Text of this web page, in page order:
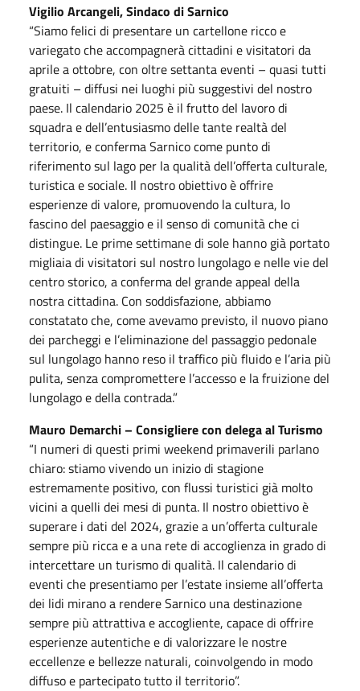
Vigilio Arcangeli, Sindaco di Sarnico
“Siamo felici di presentare un cartellone ricco e
variegato che accompagnerà cittadini e visitatori da
aprile a ottobre, con oltre settanta eventi – quasi tutti
gratuiti – diffusi nei luoghi più suggestivi del nostro
paese. Il calendario 2025 è il frutto del lavoro di
squadra e dell’entusiasmo delle tante realtà del
territorio, e conferma Sarnico come punto di
riferimento sul lago per la qualità dell’offerta culturale,
turistica e sociale. Il nostro obiettivo è offrire
esperienze di valore, promuovendo la cultura, lo
fascino del paesaggio e il senso di comunità che ci
distingue. Le prime settimane di sole hanno già portato
migliaia di visitatori sul nostro lungolago e nelle vie del
centro storico, a conferma del grande appeal della
nostra cittadina. Con soddisfazione, abbiamo
constatato che, come avevamo previsto, il nuovo piano
dei parcheggi e l’eliminazione del passaggio pedonale
sul lungolago hanno reso il traffico più fluido e l’aria più
pulita, senza compromettere l’accesso e la fruizione del
lungolago e della contrada.”
Mauro Demarchi – Consigliere con delega al Turismo
“I numeri di questi primi weekend primaverili parlano
chiaro: stiamo vivendo un inizio di stagione
estremamente positivo, con flussi turistici già molto
vicini a quelli dei mesi di punta. Il nostro obiettivo è
superare i dati del 2024, grazie a un’offerta culturale
sempre più ricca e a una rete di accoglienza in grado di
intercettare un turismo di qualità. Il calendario di
eventi che presentiamo per l’estate insieme all’offerta
dei lidi mirano a rendere Sarnico una destinazione
sempre più attrattiva e accogliente, capace di offrire
esperienze autentiche e di valorizzare le nostre
eccellenze e bellezze naturali, coinvolgendo in modo
diffuso e partecipato tutto il territorio”.